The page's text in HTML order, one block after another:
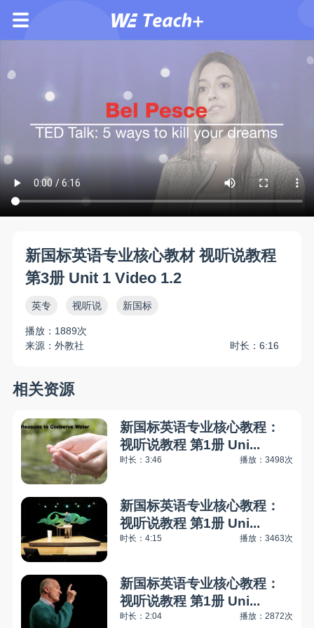
新国标英语专业核心教材 视听说教程
第3册 Unit 1 Video 1.2
英专 视听说 新国标
播放：1889次
来源：外教社
时长：6:16
相关资源
新国标英语专业核心教程：
视听说教程 第1册 Uni...
时长：3:46 播放：3498次
新国标英语专业核心教程：
视听说教程 第1册 Uni...
时长：4:15 播放：3463次
新国标英语专业核心教程：
视听说教程 第1册 Uni...
时长：2:04 播放：2872次